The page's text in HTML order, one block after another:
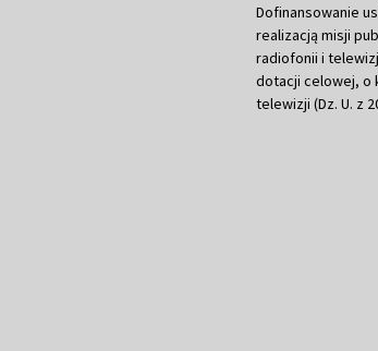
Dofinansowanie
realizacją misji
radiofonii i
dotacji celowej, o
telewizji (Dz. U. z